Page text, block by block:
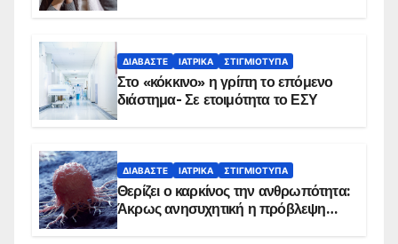
ΔΙΑΒΆΣΤΕ ΙΑΤΡΙΚΆ ΣΤΙΓΜΙΌΤΥΠΑ
Στο «κόκκινο» η γρίπη το επόμενο
διάστημα- Σε ετοιμότητα το ΕΣΥ
ΔΙΑΒΆΣΤΕ ΙΑΤΡΙΚΆ ΣΤΙΓΜΙΌΤΥΠΑ
Θερίζει ο καρκίνος την ανθρωπότητα:
Άκρως ανησυχητική η πρόβλεψη…